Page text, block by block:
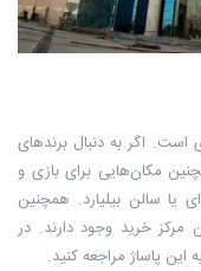
دارای ۶۴۱ واحد تجاری است. اگر به دنبال برندهای
مکان‌هایی برای بازی و
یا سالن بیلیارد. همچنین
خرید وجود دارند. در
پاساژ مراجعه کنید.